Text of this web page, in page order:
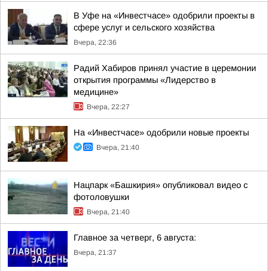
В Уфе на «Инвестчасе» одобрили проекты в
сфере услуг и сельского хозяйства
Вчера, 22:36
Радий Хабиров принял участие в церемонии
открытия программы «Лидерство в
медицине»
Вчера, 22:27
На «Инвестчасе» одобрили новые проекты
Вчера, 21:40
Нацпарк «Башкирия» опубликовал видео с
фотоловушки
Вчера, 21:40
Главное за четверг, 6 августа:
Вчера, 21:37